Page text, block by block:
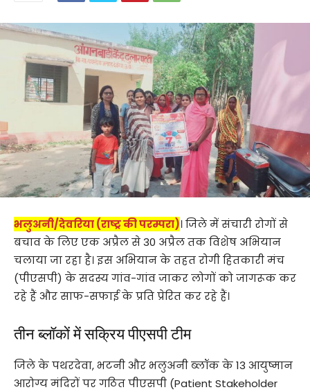
भलुअनी/देवरिया (राष्ट्र की परम्परा)। जिले में संचारी रोगों से
बचाव के लिए एक अप्रैल से 30 अप्रैल तक विशेष अभियान
चलाया जा रहा है। इस अभियान के तहत रोगी हितकारी मंच
(पीएसपी) के सदस्य गांव-गांव जाकर लोगों को जागरूक कर
रहे हैं और साफ-सफाई के प्रति प्रेरित कर रहे हैं।
तीन ब्लॉकों में सक्रिय पीएसपी टीम
जिले के पथरदेवा, भटनी और भलुअनी ब्लॉक के 13 आयुष्मान
आरोग्य मंदिरों पर गठित पीएसपी (Patient Stakeholder